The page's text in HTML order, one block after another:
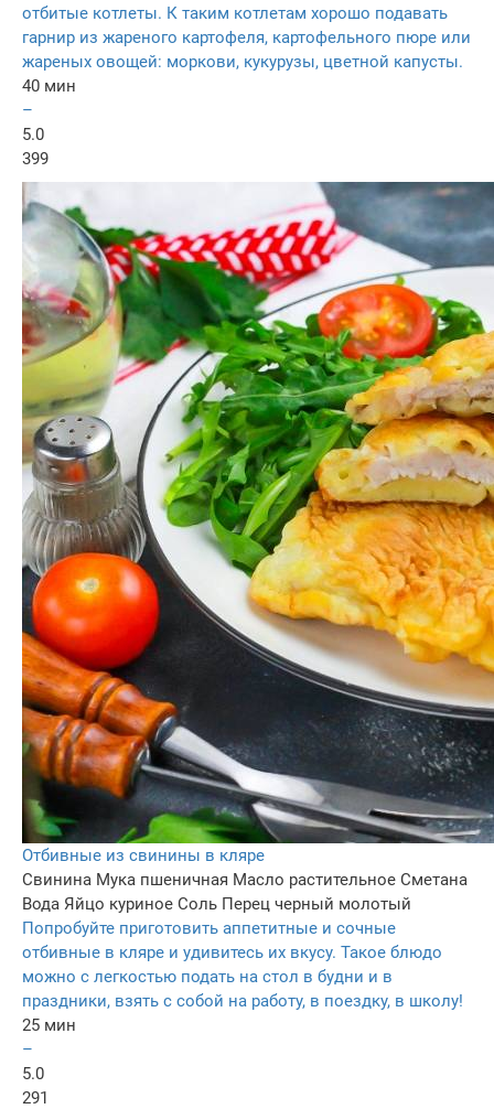
отбитые котлеты. К таким котлетам хорошо подавать
гарнир из жареного картофеля, картофельного пюре или
жареных овощей: моркови, кукурузы, цветной капусты.
40 мин
–
5.0
399
Отбивные из свинины в кляре
Свинина Мука пшеничная Масло растительное Сметана
Вода Яйцо куриное Соль Перец черный молотый
Попробуйте приготовить аппетитные и сочные
отбивные в кляре и удивитесь их вкусу. Такое блюдо
можно с легкостью подать на стол в будни и в
праздники, взять с собой на работу, в поездку, в школу!
25 мин
–
5.0
291